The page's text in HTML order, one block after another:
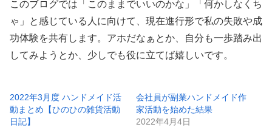
このブログでは「このままでいいのかな」「何かしなくち
ゃ」と感じている人に向けて、現在進行形で私の失敗や成
功体験を共有します。アホだなぁとか、自分も一歩踏み出
してみようとか、少しでも役に立てば嬉しいです。
2022年3月度 ハンドメイド活
動まとめ【ひのひの雑貨活動
日記】
会社員が副業ハンドメイド作
家活動を始めた結果
2022年4月4日